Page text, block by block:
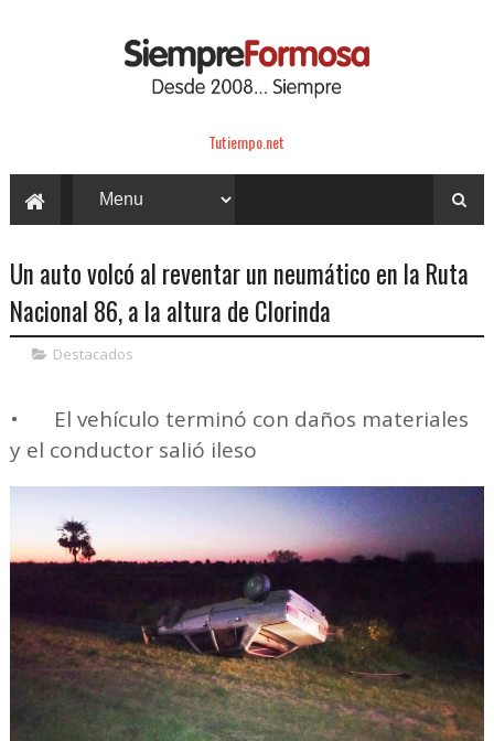
Tutiempo.net
Un auto volcó al reventar un neumático en la Ruta
Nacional 86, a la altura de Clorinda
Destacados
•
El vehículo terminó con daños materiales
y el conductor salió ileso